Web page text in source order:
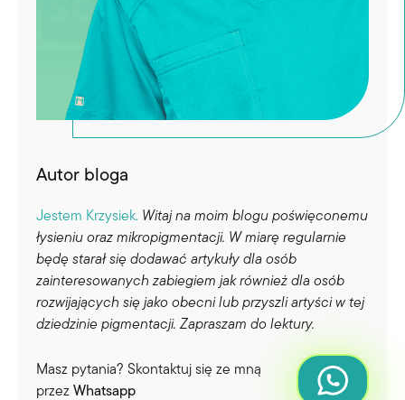
Autor bloga
Jestem Krzysiek. Witaj na moim blogu poświęconemu
łysieniu oraz mikropigmentacji. W miarę regularnie
będę starał się dodawać artykuły dla osób
zainteresowanych zabiegiem jak również dla osób
rozwijających się jako obecni lub przyszli artyści w tej
dziedzinie pigmentacji. Zapraszam do lektury.
Masz pytania? Skontaktuj się ze mną
przez Whatsapp